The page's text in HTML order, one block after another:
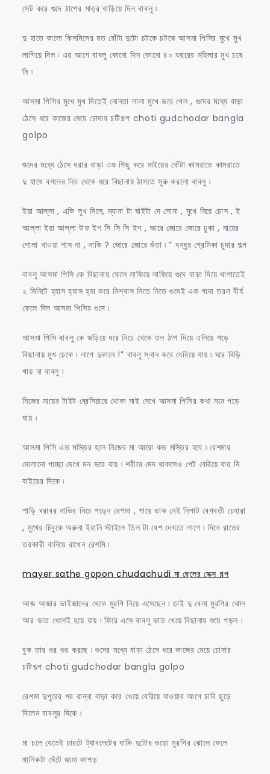
সেট করে গুদে ঠাপের মাত্র বাড়িয়ে দিল বাবলু ৷
দু হাতে কালো কিসমিসের মত বোঁটা দুটো চটকে চটকে আসমা পিসির মুখে মুখ
লাগিয়ে দিল ৷ এর আগে বাবলু কোনো দিন কোনো ৪০ বছরের মহিলার মুখ চষে
নি ৷
আসমা পিসির মুখে মুখ দিতেই নোনতা লালা মুখে ভরে গেল , গুদের মধ্যে বাড়া
ঠেসে ধরে কাজের মেয়ে চোদার চটিগল্প choti gudchodar bangla
golpo
গুদের মধ্যে ঠেসে ধরার বাড়া এগু পিছু করে মাইয়ের বোঁটা কামরাতে কামরাতে
দু হাথে বগলের নিচ থেকে ধরে বিছানায় ঠাসতে সুরু করলো বাবলু ৷
ইয়া আল্লা , একি সুখ দিলে, ম্যানা টা ঘাইটা দে সোনা , মুখে নিয়ে চোস , ই
আল্লা ইয়া আল্লা উফ ইশ সি সি সি ইশ , আরে জোরে জোরে ঢুকা , মায়ের
পোলা খাওয়া পাস না , নাকি ? জোরে জোরে গুঁতা ৷ ” বন্ধুর প্রেমিকা চুদার গল্প
বাবলু আসমা পিসি কে বিছানায় ফেলে লাফিয়ে লাফিয়ে গুদে বাড়া দিয়ে থাপাতেই
২ মিনিটে হ্যাস হ্যাস হ্যা করে নিশ্বাস নিতে নিতে গুদেই এক গাদা তরল বীর্য
ফেলে দিল আসমা পিসির গুদে ৷
আসমা পিসি বাবলু কে জড়িয়ে ধরে নিচে থেকে তল ঠাপ দিয়ে এলিয়ে পড়ে
বিছানায় মুখ ঢেকে ৷ লাগে দুকানে !” বাবলু স্নান করে বেরিয়ে যায় ৷ ঘরে বিড়ি
খায় না বাবলু ৷
নিজের মায়ের টাইট ব্রেসিয়ারে থোকা মাই দেখে আসমা পিসির কথা মনে পড়ে
যায় ৷
আসমা পিসি এত মস্তির হলে নিজের মা আরো কত মস্তির হবে ৷ রেশমার
দোলানো পাচ্ছা দেখে মন ভরে যায় ৷ শরীরে মেদ থাকলেও পেট বেরিয়ে যায় নি
বাইরের দিকে ৷
শাড়ি বরাবর নাভির নিচে পড়েন রেশমা , গায়ে ডাক নেই নিপাট বেগবতী চেহারা
, মুখের চিবুকে অরুনা ইরানি স্টাইলে তিল টা বেশ দেখতে লাগে ৷ দিনে রাতের
তরকারী বানিয়ে রাখেন রেশমি ৷
mayer sathe gopon chudachudi মা ছেলের সেক্স গল্প
আজ আজার ভাইজানের থেকে মুরগি নিয়ে এসেছেন ৷ তাই দু বেলা মুরগির ঝোল
আর ভাত খেলেই হয়ে যায় ৷ ফিরে এসে বাবলু ভাত খেয়ে বিছানায় শুয়ে পড়ল ৷
বুক তার গুর গুর করছে ৷ গুদের মধ্যে বাড়া ঠেসে ধরে কাজের মেয়ে চোদার
চটিগল্প choti gudchodar bangla golpo
রেশমা দুপুরের পর রান্না বাড়া করে খেয়ে বেরিয়ে যাওয়ার আগে চাবি ছুড়ে
দিলেন বাবলুর দিকে ৷
মা চলে যেতেই চারটে ট্যাবলেটের বাকি দুটোর গুড়ো মুরগির ঝোলে ফেলে
খানিকটা ঘেঁটে জামা কাপড়